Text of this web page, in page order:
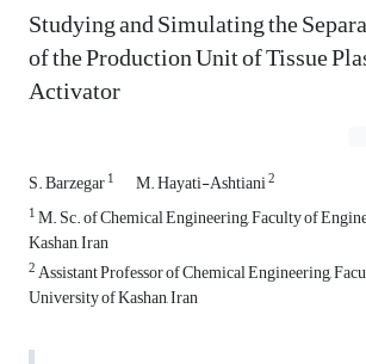
Studying and Simulating the
of the Production Unit of Tissue
Activator
S. Barzegar1 M. Hayati-Ashtiani2
1M. Sc. of Chemical Engineering, Faculty of
Kashan, Iran
2Assistant Professor of Chemical Engineering,
University of Kashan, Iran